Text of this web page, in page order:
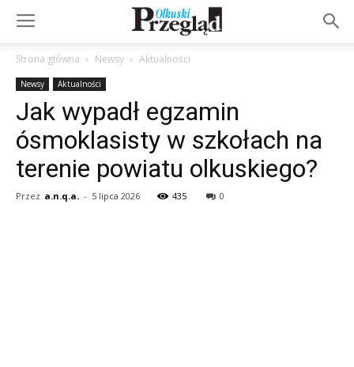
Strona główna Newsy Aktualności
Newsy Aktualności
Jak wypadł egzamin
ósmoklasisty w szkołach na
terenie powiatu olkuskiego?
Przez a.n.q.a. - 5 lipca 2026 435 0